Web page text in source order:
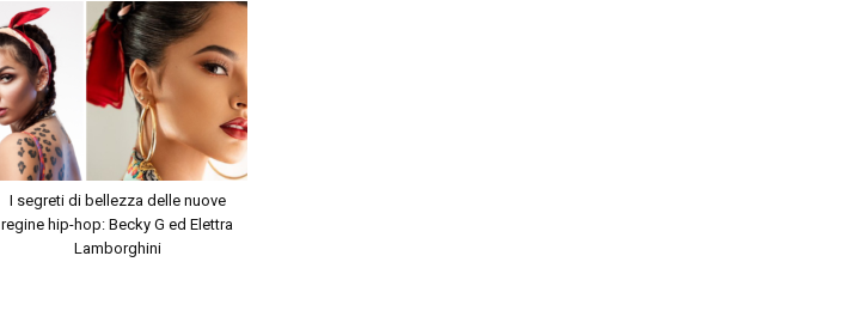
I segreti di bellezza delle nuove
regine hip-hop: Becky G ed Elettra
Lamborghini